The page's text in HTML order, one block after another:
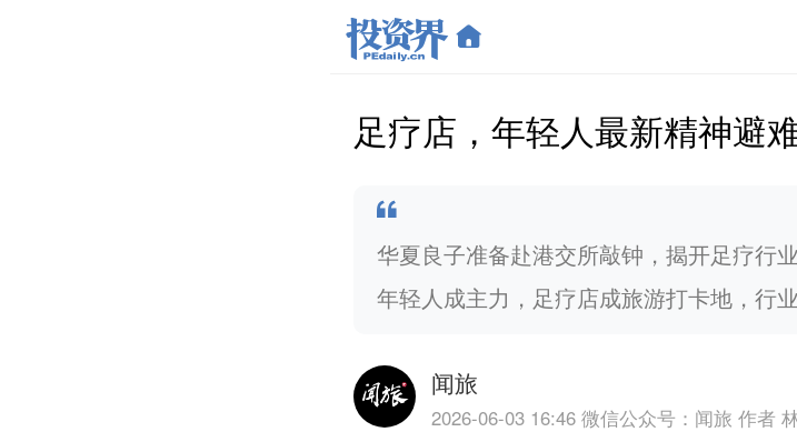
足疗店，年轻人最新精神避
华夏良子准备赴港交所敲钟，揭开足疗行
年轻人成主力，足疗店成旅游打卡地，行业
闻旅
2026-06-03 16:46 微信公众号：闻旅 作者